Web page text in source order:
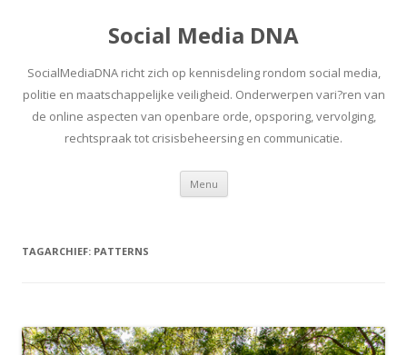
Social Media DNA
SocialMediaDNA richt zich op kennisdeling rondom social media,
politie en maatschappelijke veiligheid. Onderwerpen vari?ren van
de online aspecten van openbare orde, opsporing, vervolging,
rechtspraak tot crisisbeheersing en communicatie.
Menu Spring
inhoud
TAGARCHIEF: PATTERNS